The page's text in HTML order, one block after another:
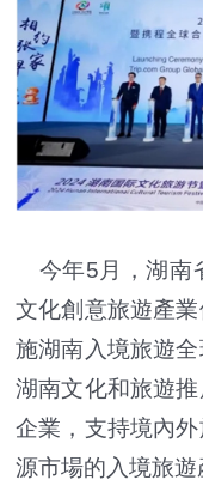
今年5月，湖南
文化創意旅遊產
施湖南入境旅遊
湖南文化和旅遊
企業，支持境內
源市場的入境旅遊